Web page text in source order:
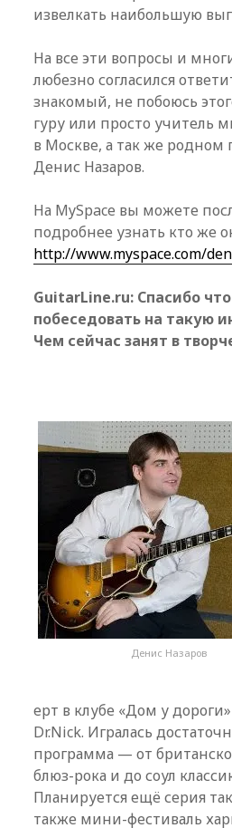
извелкать наибольшую
На все эти вопросы и
любезно согласился
знакомый, не побоюсь
гуру или просто учитель
в Москве, а так же родном
Денис Назаров.
На MySpace вы можете
подробнее узнать кто же
http://www.myspace.com/
GuitarLine.ru: Спасибо
побеседовать на такую
Чем сейчас занят в
Денис Назаров
ерт в клубе «Дом у
Dr.Nick. Игралась
программа — от
блюз-рока и до соул
Планируется ещё серия
также мини-фестиваль